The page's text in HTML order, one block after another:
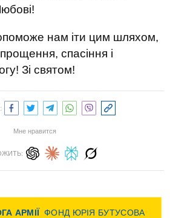
нам іти цим шляхом,
спасіння і
Зі святом!
Мне нравится